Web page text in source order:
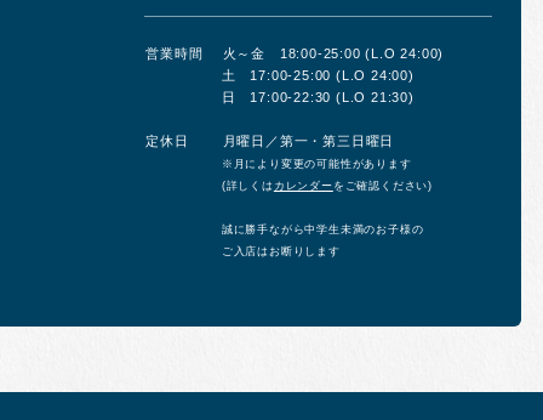
営業時間
火～金 18:00-25:00 (L.O 24:00)
土 17:00-25:00 (L.O 24:00)
日 17:00-22:30 (L.O 21:30)
定休日 月曜日／第一・第三日曜日
※月により変更の可能性があります
(詳しくは カレンダー をご確認ください)
誠に勝手ながら中学生未満のお子様の
ご入店はお断りします